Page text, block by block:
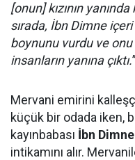
[onun] kızının
sırada, İbn Dimne içeri
boynunu vurdu ve onu
insanların yanına çıktı.
Mervani emirini
küçük bir odada iken,
kayınbabası İbn Dimne
intikamını alır.